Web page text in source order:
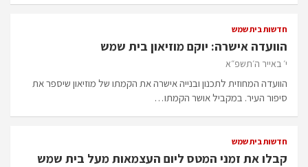
חדשות בית שמש
הוועדה אישרה: יוקם מוזיאון בית שמש
י׳ באייר ה׳תשפ״א
הוועדה המחוזית לתכנון ובנייה אישרה את הקמתו של מוזיאון שיספר את
סיפור העיר. במקביל אושר הקמתו…
חדשות בית שמש
קבלו את זמני המטס ליום העצמאות מעל בית שמש